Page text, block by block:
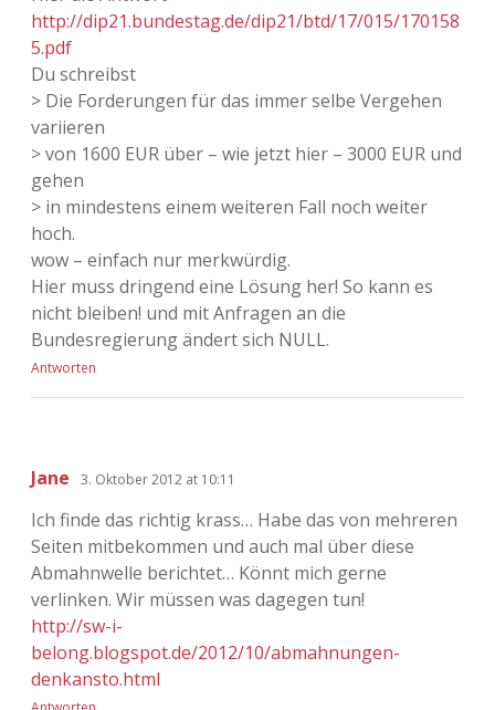
http://dip21.bundestag.de/dip21/btd/17/015/170158
5.pdf
Du schreibst
> Die Forderungen für das immer selbe Vergehen
variieren
> von 1600 EUR über – wie jetzt hier – 3000 EUR und
gehen
> in mindestens einem weiteren Fall noch weiter
hoch.
wow – einfach nur merkwürdig.
Hier muss dringend eine Lösung her! So kann es
nicht bleiben! und mit Anfragen an die
Bundesregierung ändert sich NULL.
Antworten
Jane 3. Oktober 2012 at 10:11
Ich finde das richtig krass… Habe das von mehreren
Seiten mitbekommen und auch mal über diese
Abmahnwelle berichtet… Könnt mich gerne
verlinken. Wir müssen was dagegen tun!
http://sw-i-
belong.blogspot.de/2012/10/abmahnungen-
denkansto.html